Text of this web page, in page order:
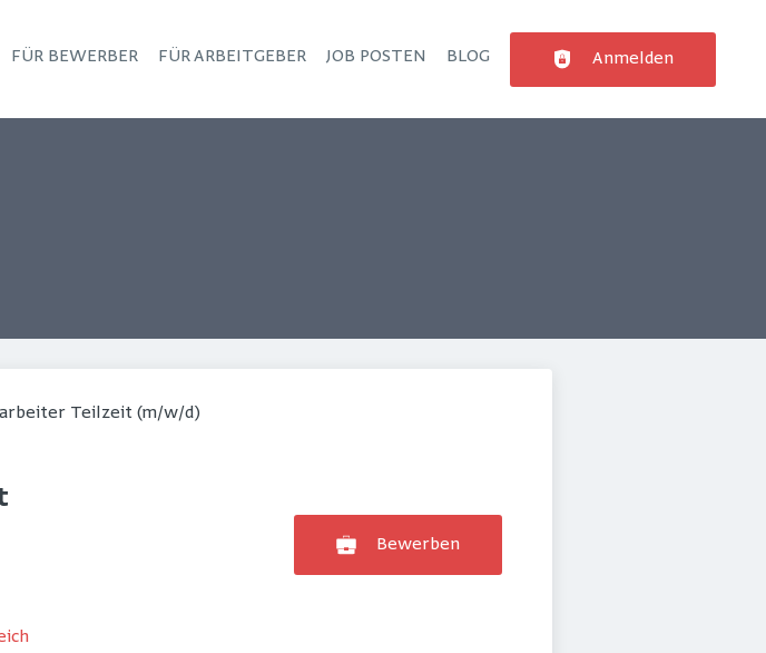
FÜR BEWERBER FÜR ARBEITGEBER JOB POSTEN BLOG Anmelden
Teilzeit (m/w/d)
Bewerben